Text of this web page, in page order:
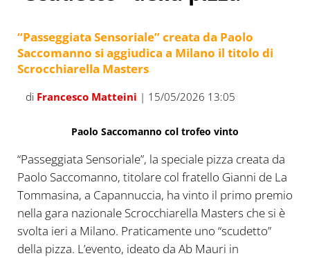
“Passeggiata Sensoriale” creata da Paolo
Saccomanno si aggiudica a Milano il titolo di
Scrocchiarella Masters
di Francesco Matteini | 15/05/2026 13:05
Paolo Saccomanno col trofeo vinto
“Passeggiata Sensoriale”, la speciale pizza creata da
Paolo Saccomanno, titolare col fratello Gianni de La
Tommasina, a Capannuccia, ha vinto il primo premio
nella gara nazionale Scrocchiarella Masters che si è
svolta ieri a Milano. Praticamente uno “scudetto”
della pizza. L’evento, ideato da Ab Mauri in